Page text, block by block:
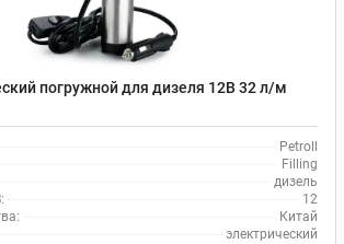
погружной для дизеля 12В 32 л/м
Petroll
Filling
дизель
12
Китай
электрический